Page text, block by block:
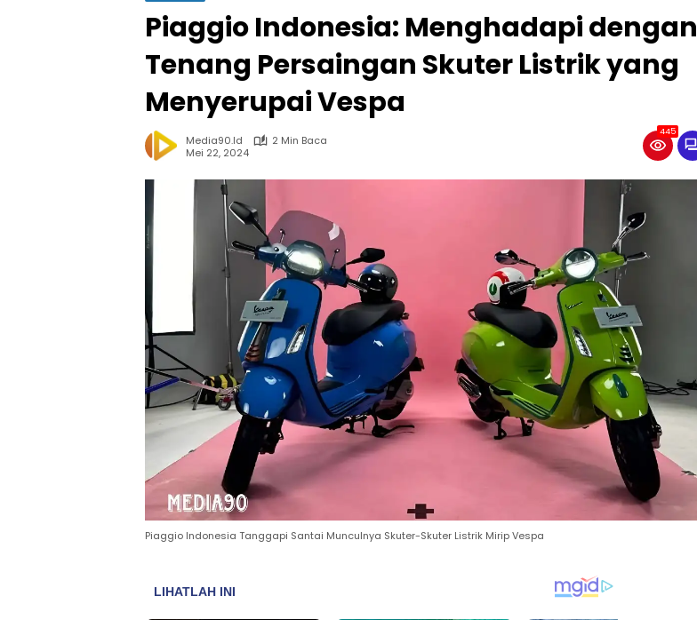
Piaggio Indonesia: Menghadapi dengan
Tenang Persaingan Skuter Listrik yang
Menyerupai Vespa
Media90.id
2 Min Baca
Mei 22, 2024
445
Piaggio Indonesia Tanggapi Santai Munculnya Skuter-Skuter Listrik Mirip Vespa